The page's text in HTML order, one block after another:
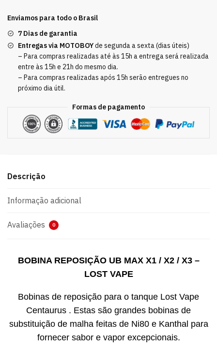
Enviamos para todo o Brasil
7 Dias de garantia
Entregas via MOTOBOYde segunda a sexta (dias úteis)
– Para compras realizadas até às 15h a entrega será realizada
entre às 15h e 21h do mesmo dia.
– Para compras realizadas após 15h serão entregues no
próximo dia útil.
Formas de pagamento
Descrição
Informação adicional
Avaliações 0
BOBINA REPOSIÇÃO UB MAX X1 / X2 / X3 –
LOST VAPE
Bobinas de reposição para o tanque Lost Vape
Centaurus . Estas são grandes bobinas de
substituição de malha feitas de Ni80 e Kanthal para
fornecer sabor e vapor excepcionais.